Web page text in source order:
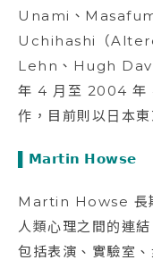
Unami、
Uchihashi（
Lehn、Hugh
年 4 月至 2004 年
作，目前則以日本東
▌𝗠𝗮𝗿𝘁𝗶𝗻 𝗛𝗼𝘄𝘀𝗲
Martin Howse 長
人類心理之間的連
包括表演、實驗室